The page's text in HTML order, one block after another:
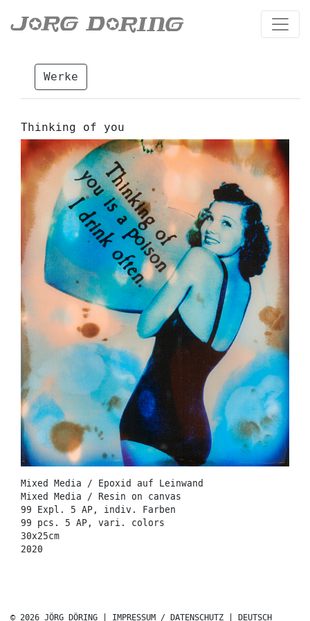
Werke
Thinking of you
Mixed Media / Epoxid auf Leinwand
Mixed Media / Resin on canvas
99 Expl. 5 AP, indiv. Farben
99 pcs. 5 AP, vari. colors
30x25cm
2020
© 2026 JÖRG DÖRING | IMPRESSUM / DATENSCHUTZ DEUTSCH